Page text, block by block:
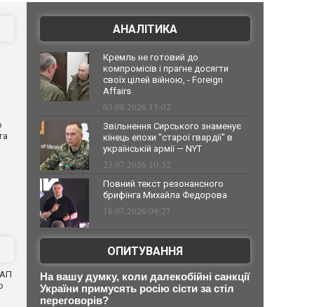
АНАЛІТИКА
Кремль не готовий до
компромісів і прагне досягти
своїх цілей війною, - Foreign
Affairs
03.08.2026 13:02
Звільнення Сирського знаменує
кінець епохи "старої гвардії" в
українській армії — NYT
23.07.2026 10:32
Повний текст резонансного
брифінга Михайла Федорова
18.07.2026 09:27
ОПИТУВАННЯ
На вашу думку, коли далекобійні санкції
України примусять росію сісти за стіл
переговорів?